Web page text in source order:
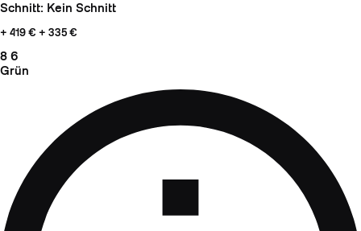
Schnitt: Kein Schnitt
+ 419 € + 335 €
8 6
Grün